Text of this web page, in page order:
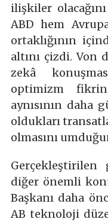
ilişkiler
ABD hem
ortaklığının
altını çizdi. Von
zekâ
optimizm
aynısının daha
oldukları
olmasını
Gerçekleştirilen
diğer önemli
Başkanı daha
AB teknoloji